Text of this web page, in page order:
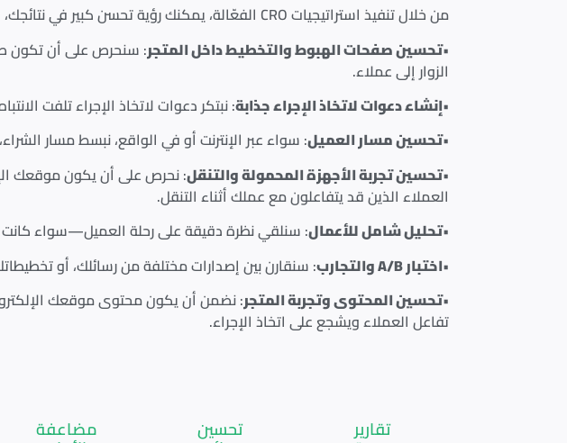
من خلال تنفيذ استراتيجيات CRO الفعّالة، يمكنك رؤية تحسن كبير في نتائجك، سواء كان عملك عبر الإنترنت، أو خارج الإنترنت، أو كليهما. إليك كيف نساعدك:
•تحسين صفحات الهبوط والتخطيط داخل المتجر: سنحرص على أن تكون
الزوار إلى عملاء.
•إنشاء دعوات لاتخاذ الإجراء جذابة: نبتكر دعوات لاتخاذ الإجراء تلفت
•تحسين مسار العميل: سواء عبر الإنترنت أو في الواقع، نبسط مسار
•تحسين تجربة الأجهزة المحمولة والتنقل: نحرص على أن يكون موقعك
العملاء الذين قد يتفاعلون مع عملك أثناء التنقل.
•تحليل شامل للأعمال: سنلقي نظرة دقيقة على رحلة العميل—سواء كانت
•اختبار A/B والتجارب
: سنقارن بين إصدارات مختلفة من رسائلك، أو
•تحسين المحتوى وتجربة المتجر: نضمن أن يكون محتوى موقعك
تفاعل العملاء ويشجع على اتخاذ الإجراء.
تقارير تحسين مضاعفة